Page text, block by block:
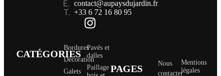
contact@aupaysdujardin.fr
+33 6 72 16 80 95
CATÉGORIES
Bordures
Décoration
Galets
Pavés et
dalles
Paillage PAGES
Nous
contacter
Mentions
légales